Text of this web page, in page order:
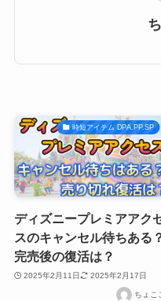
時短アイテム DPA.PP.SP
ディズニープレミアアク
スのキャンセル待ちある
完売後の復活は？
2025年2月11日 2025年2月17日
ちょこ